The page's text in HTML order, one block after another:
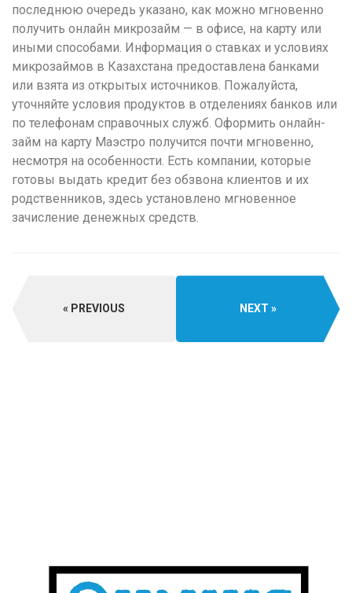
последнюю очередь указано, как можно мгновенно
получить онлайн микрозайм — в офисе, на карту или
иными способами. Информация о ставках и условиях
микрозаймов в Казахстана предоставлена банками
или взята из открытых источников. Пожалуйста,
уточняйте условия продуктов в отделениях банков или
по телефонам справочных служб. Оформить онлайн-
займ на карту Маэстро получится почти мгновенно,
несмотря на особенности. Есть компании, которые
готовы выдать кредит без обзвона клиентов и их
родственников, здесь установлено мгновенное
зачисление денежных средств.
PREVIOUS NEXT